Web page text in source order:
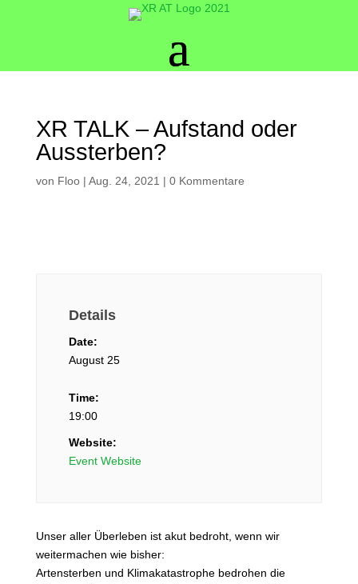
XR TALK – Aufstand oder
Aussterben?
von Floo| Aug. 24, 2021 | 0 Kommentare
Details
Date:
August 25
Time:
19:00
Website:
Event Website
Unser aller Überleben ist akut bedroht, wenn wir
weitermachen wie bisher:
Artensterben und Klimakatastrophe bedrohen die